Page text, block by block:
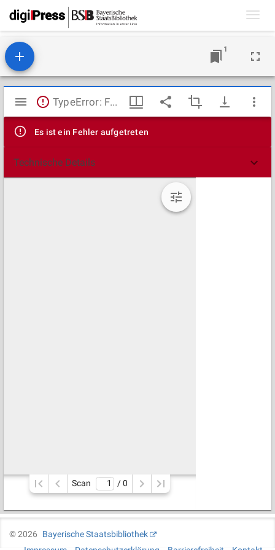
1
Mirador
Viewer
TypeError: Failed to fetch
Es ist ein Fehler aufgetreten
Technische Details
Scan / 0
©2026
Bayerische Staatsbibliothek